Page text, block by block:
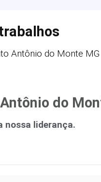
Antônio do Monte MG
do
nossa liderança.